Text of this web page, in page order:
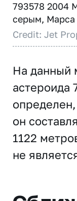
793578 2004
серым, Марса
Credit: Jet
На данный
астероида
он
1122
не